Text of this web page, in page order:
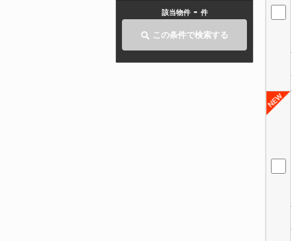
該当物件 - 件
この条件で検索する